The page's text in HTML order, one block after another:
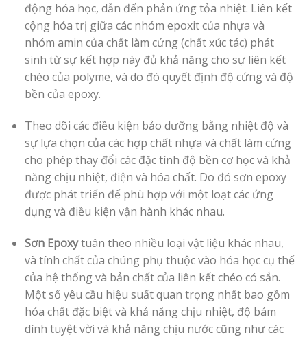
động hóa học, dẫn đến phản ứng tỏa nhiệt. Liên kết
cộng hóa trị giữa các nhóm epoxit của nhựa và
nhóm amin của chất làm cứng (chất xúc tác) phát
sinh từ sự kết hợp này đủ khả năng cho sự liên kết
chéo của polyme, và do đó quyết định độ cứng và độ
bền của epoxy.
Theo dõi các điều kiện bảo dưỡng bằng nhiệt độ và
sự lựa chọn của các hợp chất nhựa và chất làm cứng
cho phép thay đổi các đặc tính độ bền cơ học và khả
năng chịu nhiệt, điện và hóa chất. Do đó sơn epoxy
được phát triển để phù hợp với một loạt các ứng
dụng và điều kiện vận hành khác nhau.
Sơn Epoxytuân theo nhiều loại vật liệu khác nhau,
và tính chất của chúng phụ thuộc vào hóa học cụ thể
của hệ thống và bản chất của liên kết chéo có sẵn.
Một số yêu cầu hiệu suất quan trọng nhất bao gồm
hóa chất đặc biệt và khả năng chịu nhiệt, độ bám
dính tuyệt vời và khả năng chịu nước cũng như các